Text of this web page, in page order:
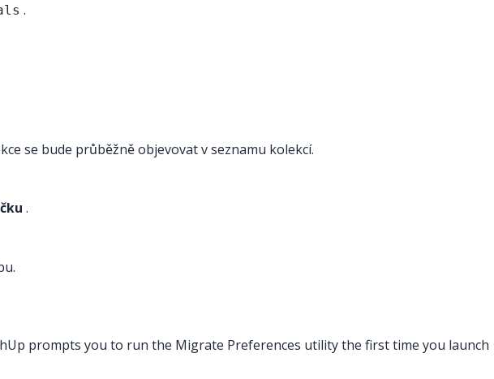
.
se bude průběžně objevovat v seznamu kolekcí.
.
prompts you to run the Migrate Preferences utility the first time you launch